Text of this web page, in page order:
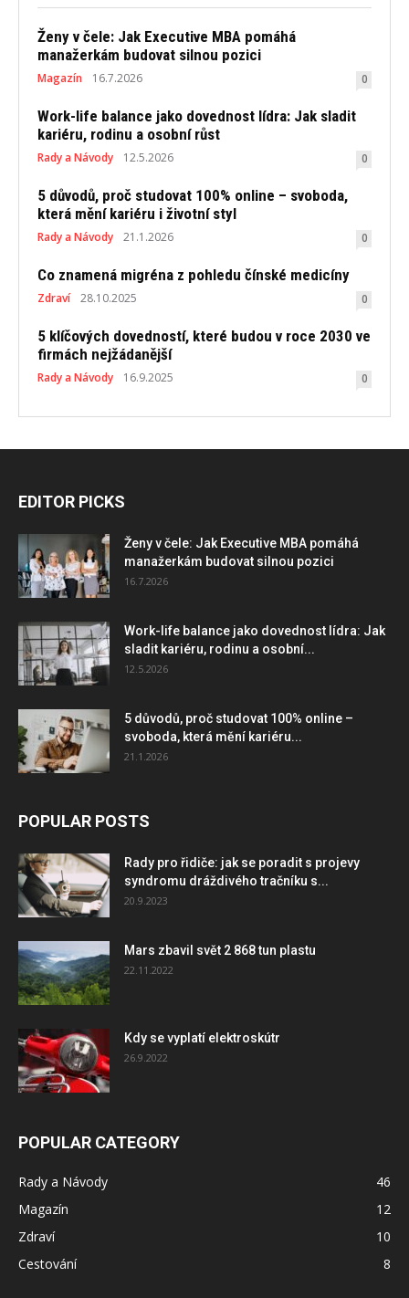
Ženy v čele: Jak Executive MBA pomáhá
manažerkám budovat silnou pozici
Magazín 16.7.2026 0
Work-life balance jako dovednost lídra: Jak sladit
kariéru, rodinu a osobní růst
Rady a Návody 12.5.2026 0
5 důvodů, proč studovat 100% online – svoboda,
která mění kariéru i životní styl
Rady a Návody 21.1.2026 0
Co znamená migréna z pohledu čínské medicíny
Zdraví 28.10.2025 0
5 klíčových dovedností, které budou v roce 2030 ve
firmách nejžádanější
Rady a Návody 16.9.2025 0
EDITOR PICKS
Ženy v čele: Jak Executive MBA pomáhá
manažerkám budovat silnou pozici
16.7.2026
Work-life balance jako dovednost lídra: Jak
sladit kariéru, rodinu a osobní...
12.5.2026
5 důvodů, proč studovat 100% online –
svoboda, která mění kariéru...
21.1.2026
POPULAR POSTS
Rady pro řidiče: jak se poradit s projevy
syndromu dráždivého tračníku s...
20.9.2023
Mars zbavil svět 2 868 tun plastu
22.11.2022
Kdy se vyplatí elektroskútr
26.9.2022
POPULAR CATEGORY
Rady a Návody
46
Magazín
12
Zdraví
10
Cestování
8